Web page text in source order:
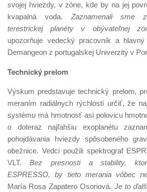
svojej hviezdy, v zóne, kde by na jej
kvapalná voda. Zaznamenali sme
terestrickej planéty v obývateľnej
upozorňuje vedecký pracovník a
Demangeon z portugalskej Univerzity v
Technický prelom
Výskum predstavuje technický prelom,
meraním radiálnych rýchlostí určiť, že
systému má hmotnosť asi polovicu
o doteraz najľahšiu exoplanétu
pohojdávania hviezdy spôsobeného
obežnice. Vedci použili spektrograf
VLT. Bez presnosti a stability,
ESPRESSO, by tieto merania vôbec
María Rosa Zapatero Osoriová. Je to